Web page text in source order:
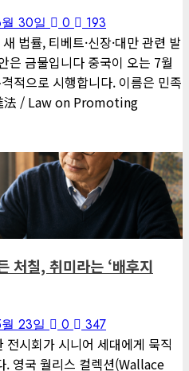
30일 0 193
법률, 티베트·신장·대만 관련 발
은 금물입니다 중국이 오는 7월
적으로 시행합니다. 이름은 민족
法 / Law on Promoting
처칠, 취미라는 ‘배후지
23일 0 347
시회가 시니어 세대에게 묵직
. 영국 월리스 컬렉션(Wallace